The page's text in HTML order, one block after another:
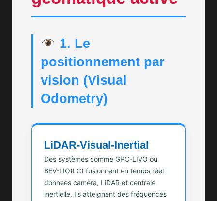
1. Le
positionnement par
vision (Visual
Odometry)
LiDAR-Visual-Inertial
Des systèmes comme GPC-LIVO ou
BEV-LIO(LC) fusionnent en temps réel
données caméra, LiDAR et centrale
inertielle. Ils atteignent des fréquences